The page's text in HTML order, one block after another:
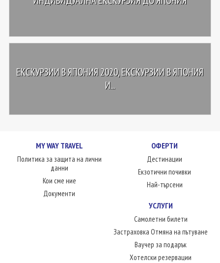
ЕКСКУРЗИИ В ЯПОНИЯ 2020, ЕКСКУРЗИИ В ЯПОНИЯ
И...
MY WAY TRAVEL
Политика за защита на лични
данни
Кои сме ние
Документи
ОФЕРТИ
Дестинации
Екзотични почивки
Най-търсени
УСЛУГИ
Самолетни билети
Застраховка Отмяна на пътуване
Ваучер за подарък
Хотелски резервации